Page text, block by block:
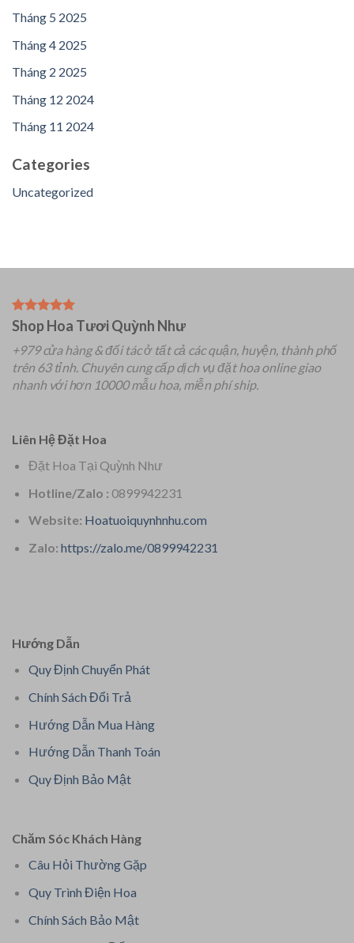
Tháng 5 2025
Tháng 4 2025
Tháng 2 2025
Tháng 12 2024
Tháng 11 2024
Categories
Uncategorized
Shop Hoa Tươi Quỳnh Như
+979 cửa hàng & đối tác ở tất cả các quận, huyện, thành phố
trên 63 tỉnh. Chuyên cung cấp dịch vụ đặt hoa online giao
nhanh với hơn 10000 mẫu hoa, miễn phí ship.
Liên Hệ Đặt Hoa
Đặt Hoa Tại Quỳnh Như
Hotline/Zalo : 0899942231
Website: Hoatuoiquynhnhu.com
Zalo: https://zalo.me/0899942231
Hướng Dẫn
Quy Định Chuyển Phát
Chính Sách Đổi Trả
Hướng Dẫn Mua Hàng
Hướng Dẫn Thanh Toán
Quy Định Bảo Mật
Chăm Sóc Khách Hàng
Câu Hỏi Thường Gặp
Quy Trình Điện Hoa
Chính Sách Bảo Mật